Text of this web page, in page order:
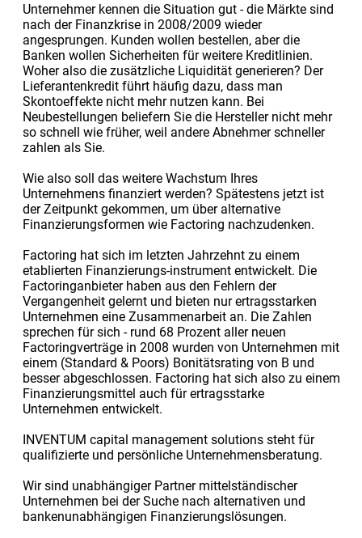
Unternehmer kennen die Situation gut - die Märkte sind
nach der Finanzkrise in 2008/2009 wieder
angesprungen. Kunden wollen bestellen, aber die
Banken wollen Sicherheiten für weitere Kreditlinien.
Woher also die zusätzliche Liquidität generieren? Der
Lieferantenkredit führt häufig dazu, dass man
Skontoeffekte nicht mehr nutzen kann. Bei
Neubestellungen beliefern Sie die Hersteller nicht mehr
so schnell wie früher, weil andere Abnehmer schneller
zahlen als Sie.
Wie also soll das weitere Wachstum Ihres
Unternehmens finanziert werden? Spätestens jetzt ist
der Zeitpunkt gekommen, um über alternative
Finanzierungsformen wie Factoring nachzudenken.
Factoring hat sich im letzten Jahrzehnt zu einem
etablierten Finanzierungs-instrument entwickelt. Die
Factoringanbieter haben aus den Fehlern der
Vergangenheit gelernt und bieten nur ertragsstarken
Unternehmen eine Zusammenarbeit an. Die Zahlen
sprechen für sich - rund 68 Prozent aller neuen
Factoringverträge in 2008 wurden von Unternehmen mit
einem (Standard & Poors) Bonitätsrating von B und
besser abgeschlossen. Factoring hat sich also zu einem
Finanzierungsmittel auch für ertragsstarke
Unternehmen entwickelt.
INVENTUM capital management solutions steht für
qualifizierte und persönliche Unternehmensberatung.
Wir sind unabhängiger Partner mittelständischer
Unternehmen bei der Suche nach alternativen und
bankenunabhängigen Finanzierungslösungen.